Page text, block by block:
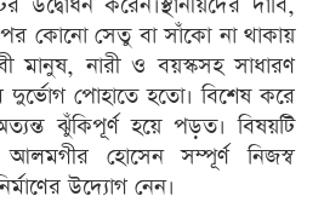
কোনো সেতু বা সাঁকো না থাকায়
মানুষ, নারী ও বয়স্কসহ সাধারণ
পোহাতে হতো। বিশেষ করে
ঝুঁকিপূর্ণ হয়ে পড়ত। বিষয়টি
আলমগীর হোসেন সম্পূর্ণ নিজস্ব
উদ্যোগ নেন।